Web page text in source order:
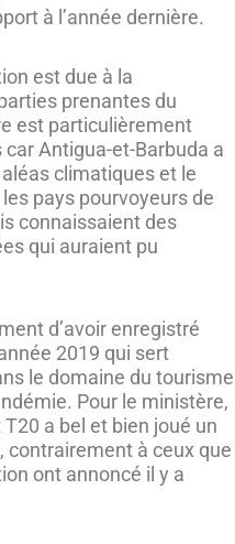
à l’année dernière.
est due à la
prenantes du
est particulièrement
Antigua-et-Barbuda a
climatiques et le
pays pourvoyeurs de
connaissaient des
qui auraient pu
d’avoir enregistré
2019 qui sert
le domaine du tourisme
Pour le ministère,
a bel et bien joué un
à ceux que
ont annoncé il y a